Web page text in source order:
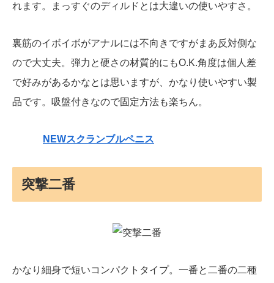
れます。まっすぐのディルドとは大違いの使いやすさ。
裏筋のイボイボがアナルには不向きですがまあ反対側な
ので大丈夫。弾力と硬さの材質的にもO.K.角度は個人差
で好みがあるかなとは思いますが、かなり使いやすい製
品です。吸盤付きなので固定方法も楽ちん。
NEWスクランブルペニス
突撃二番
かなり細身で短いコンパクトタイプ。一番と二番の二種